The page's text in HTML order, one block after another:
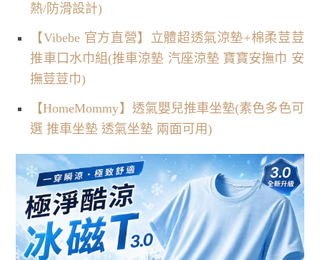
熱/防滑設計)
【Vibebe 官方直營】立體超透氣涼墊+棉柔荳荳
推車口水巾組(推車涼墊 汽座涼墊 寶寶安撫巾 安
撫荳荳巾)
【HomeMommy】透氣嬰兒推車坐墊(素色多色可
選 推車坐墊 透氣坐墊 兩面可用)